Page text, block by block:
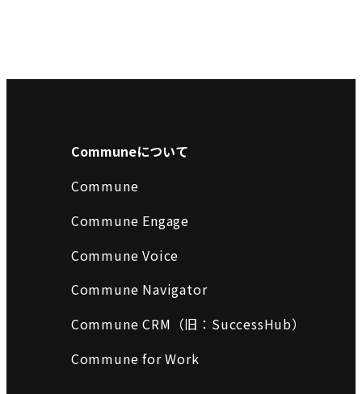
Communeについて
Commune
Commune Engage
Commune Voice
Commune Navigator
Commune CRM（旧：SuccessHub）
Commune for Work